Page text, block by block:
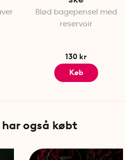
Blød bagepensel med
reservoir
130 kr
Køb
også købt